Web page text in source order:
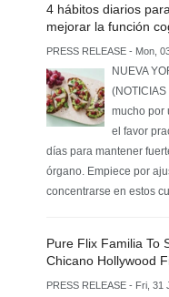
4 hábitos diarios
mejorar la función
PRESS RELEASE - Mon,
NUEVA
mucho por
el favor
días para mantener
órgano. Empiece por
concentrarse en estos
Pure Flix Familia To
Chicano Hollywood
PRESS RELEASE - Fri, 31